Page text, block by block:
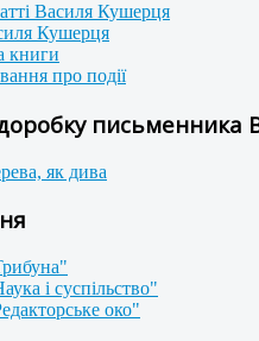
Василя Кушерця
Кушерця
книги
про події
письменника
як дива
і суспільство"
око"